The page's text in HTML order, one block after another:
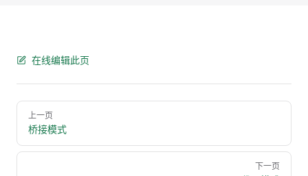
在线编辑此页
Pager
上一页
桥接模式
下一页